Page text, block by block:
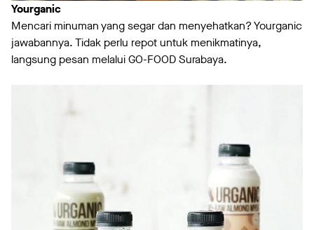
Yourganic
Mencari minuman yang segar dan menyehatkan? Yourganic
jawabannya. Tidak perlu repot untuk menikmatinya,
langsung pesan melalui GO-FOOD Surabaya.